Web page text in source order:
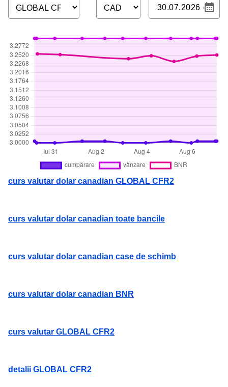
curs valutar dolar canadian GLOBAL CFR2
curs valutar dolar canadian toate bancile
curs valutar dolar canadian case de schimb
curs valutar dolar canadian BNR
curs valutar GLOBAL CFR2
detalii GLOBAL CFR2